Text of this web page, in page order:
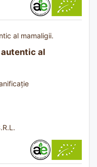
autentic al